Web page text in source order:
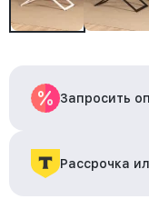
Запросить
Рассрочка